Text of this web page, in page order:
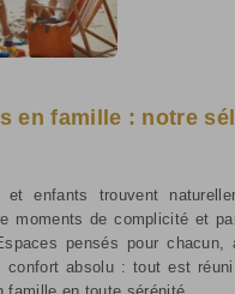
en famille : notre
et enfants trouvent
moments de complicité et
pensés pour chacun,
confort absolu : tout est